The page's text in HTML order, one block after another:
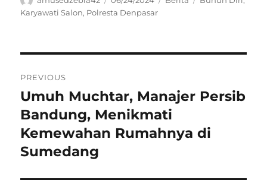
on
Karyawati Salon, Polresta Denpasar
pos
PREVIOUS
Previous
post:
Umuh Muchtar, Manajer Persib
Bandung, Menikmati
Kemewahan Rumahnya di
Sumedang